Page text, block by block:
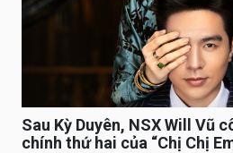
Sau Kỳ Duyên, NSX Will Vũ
chính thứ hai của “Chị Chị